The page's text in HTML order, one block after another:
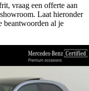
vraag een offerte aan
Laat hieronder
beantwoorden al je